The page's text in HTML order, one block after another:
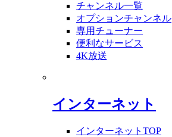
チャンネル一覧
オプションチャンネル
専用チューナー
便利なサービス
4K放送
インターネット
インターネットTOP